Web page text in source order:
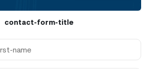
contact-form-title